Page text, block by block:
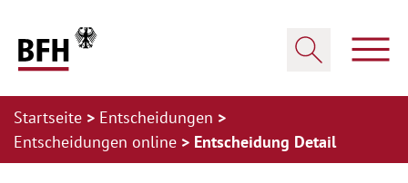
Startseite
Entscheidungen
Entscheidungen online
Entscheidung Detail